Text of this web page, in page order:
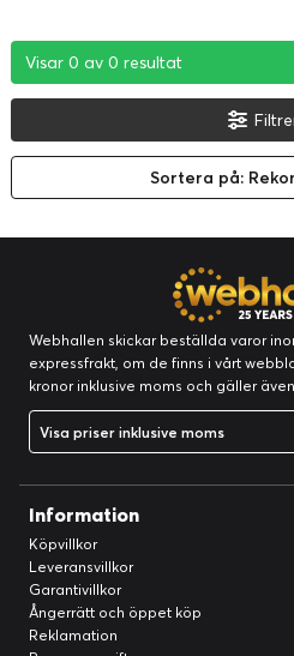
Visar 0 av 0 resultat
Visar 0 av 0 resultat
Visar 0 av 0 resultat
Sortera på:
Webhallen skickar beställda varor
expressfrakt, om de finns i vårt
kronor inklusive moms och gäller
Visa priser inklusive moms
Information
Köpvillkor
Leveransvillkor
Garantivillkor
Ångerrätt och öppet köp
Reklamation